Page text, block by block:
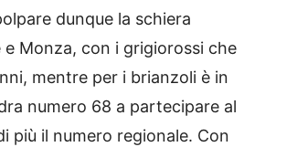
dunque la schiera
Monza, con i grigiorossi che
mentre per i brianzoli è in
numero 68 a partecipare al
più il numero regionale. Con